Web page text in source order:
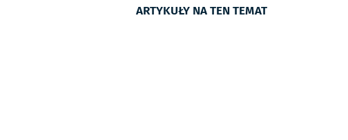
ARTYKUŁY NA TEN TEMAT